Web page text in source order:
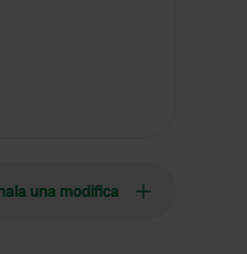
una modifica